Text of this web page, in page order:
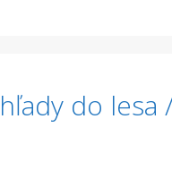
do lesa